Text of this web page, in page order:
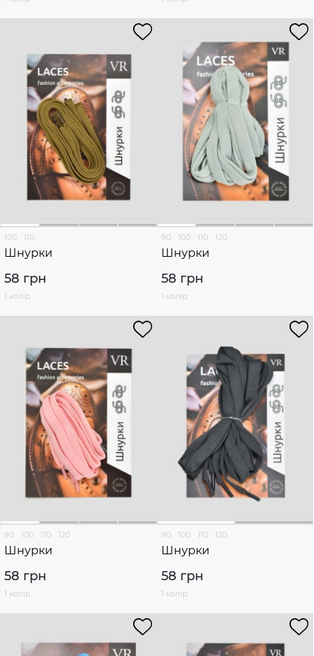
100 110
Шнурки
58 грн
1 колір
90 100 110 120
Шнурки
58 грн
1 колір
90 100 110 120
Шнурки
58 грн
1 колір
90 100 110 120
Шнурки
58 грн
1 колір